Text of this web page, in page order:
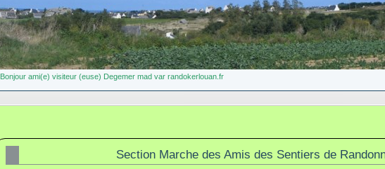
Bonjour ami(e) visiteur (euse) Degemer mad var randokerlouan.fr
Section Marche des Amis des Sentiers de